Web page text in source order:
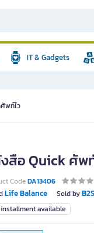
IT & Gadgets
พท์ไว
สือ Quick ศัพ
CodeDA13406
Life Balance Sold byB2S
available